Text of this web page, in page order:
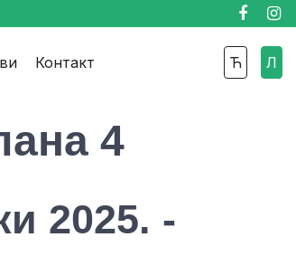
Контакт Ћ Л
4
2025. -